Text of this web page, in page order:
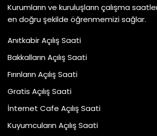
Kurumların ve kuruluşların çalışma
en doğru şekilde öğrenmemizi sağlar.
Anıtkabir Açılış Saati
Bakkalların Açılış Saati
Fırınların Açılış Saati
Gratis Açılış Saati
İnternet Cafe Açılış Saati
Kuyumcuların Açılış Saati